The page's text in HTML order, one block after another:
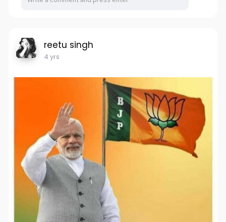
reetu singh
4 yrs